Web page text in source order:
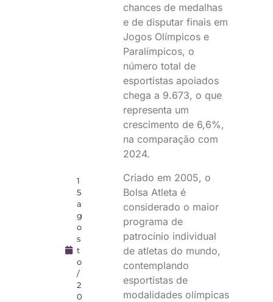
1
5
a
g
o
s
t
o
/
2
0
chances de medalhas
e de disputar finais em
Jogos Olímpicos e
Paralímpicos, o
número total de
esportistas apoiados
chega a 9.673, o que
representa um
crescimento de 6,6%,
na comparação com
2024.
Criado em 2005, o
Bolsa Atleta é
considerado o maior
programa de
patrocínio individual
de atletas do mundo,
contemplando
esportistas de
modalidades olímpicas